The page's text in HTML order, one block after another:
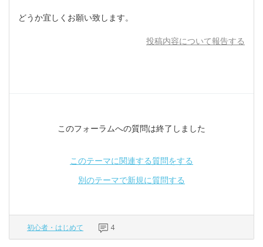
どうか宜しくお願い致します。
投稿内容について報告する
このフォーラムへの質問は終了しました
このテーマに関連する質問をする
別のテーマで新規に質問する
初心者・はじめて 4